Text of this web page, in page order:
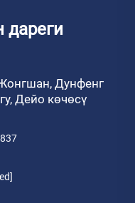
Дунфенг
Дейо көчөсү